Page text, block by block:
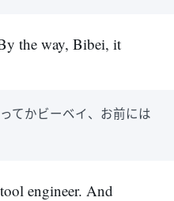
the way, Bibei, it
てかビーベイ、お前には
engineer. And